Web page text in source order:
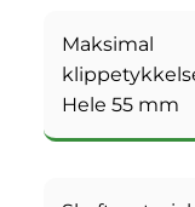
Maksimal
Hele 55 mm